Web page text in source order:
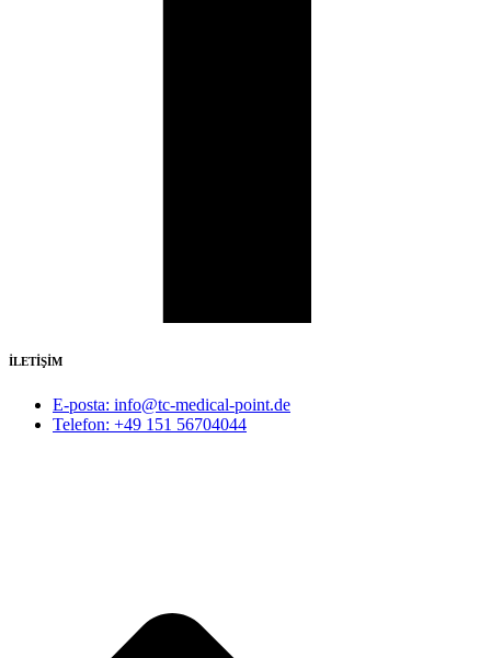
İLETİŞİM
E-posta: info@tc-medical-point.de
Telefon: +49 151 56704044